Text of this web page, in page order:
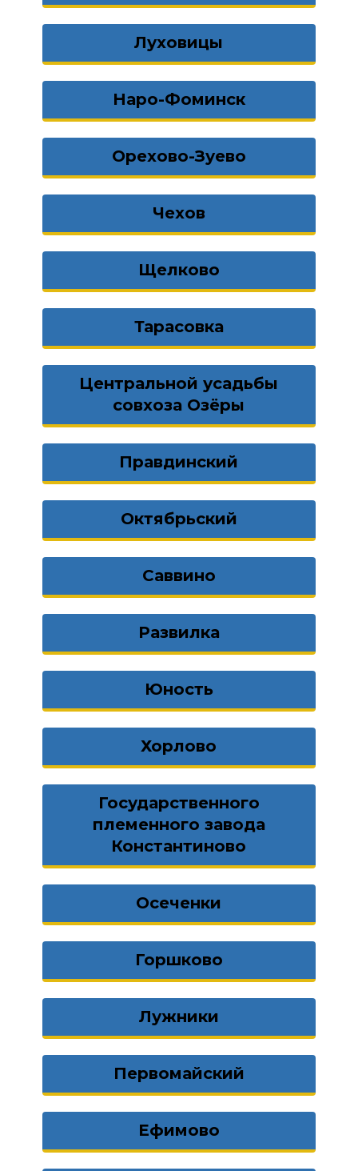
Луховицы
Наро-Фоминск
Орехово-Зуево
Чехов
Щелково
Тарасовка
Центральной усадьбы
совхоза Озёры
Правдинский
Октябрьский
Саввино
Развилка
Юность
Хорлово
Государственного
племенного завода
Константиново
Осеченки
Горшково
Лужники
Первомайский
Ефимово